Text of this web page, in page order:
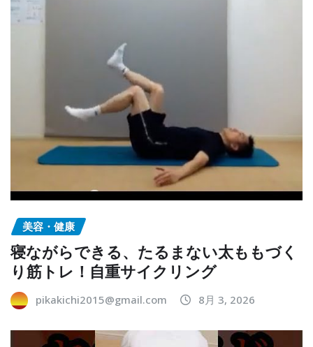
美容・健康
寝ながらできる、たるまない太ももづく
り筋トレ！自重サイクリング
pikakichi2015@gmail.com 8月 3, 2026